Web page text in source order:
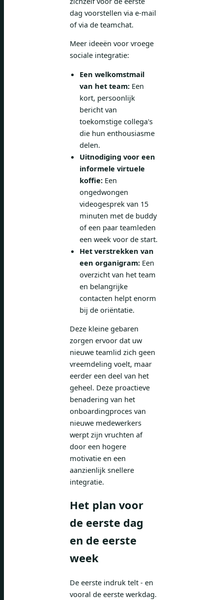
dag voorstellen via e-mail
of via de teamchat.
Meer ideeën voor vroege
sociale integratie:
Een welkomstmail
van het team: Een
kort, persoonlijk
bericht van
toekomstige collega's
die hun enthousiasme
delen.
Uitnodiging voor een
informele virtuele
koffie: Een
ongedwongen
videogesprek van 15
minuten met de buddy
of een paar teamleden
een week voor de start.
Het verstrekken van
een organigram: Een
overzicht van het team
en belangrijke
contacten helpt enorm
bij de oriëntatie.
Deze kleine gebaren
zorgen ervoor dat uw
nieuwe teamlid zich geen
vreemdeling voelt, maar
eerder een deel van het
geheel. Deze proactieve
benadering van het
onboardingproces van
nieuwe medewerkers
werpt zijn vruchten af
door een hogere
motivatie en een
aanzienlijk snellere
integratie.
Het plan voor
de eerste dag
en de eerste
week
De eerste indruk telt - en
vooral de eerste werkdag.